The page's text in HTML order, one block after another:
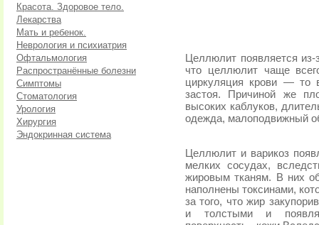
Красота. Здоровое тело.
Лекарства
Мать и ребенок.
Неврология и психиатрия
Офтальмология
Распространённые болезни
Симптомы
Стоматология
Урология
Хирургия
Эндокринная система
Целлюлит появляется
что целлюлит чаще
циркуляция крови — то
застоя. Причиной же
высоких каблуков,
одежда, малоподвижный
Целлюлит и варикоз
мелких сосудах,
жировым тканям. В них
наполнены токсинами,
за того, что жир
и толстыми и